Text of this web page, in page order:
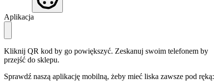
Aplikacja
Kliknij QR kod by go powiększyć. Zeskanuj swoim telefonem by
przejść do sklepu.
Sprawdź naszą aplikację mobilną, żeby mieć liska zawsze pod ręką: